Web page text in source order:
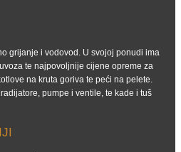
grijanje i vodovod. U svojoj ponudi ima
te najpovoljnije cijene opreme za
na kruta goriva te peći na pelete.
pumpe i ventile, te kade i tuš